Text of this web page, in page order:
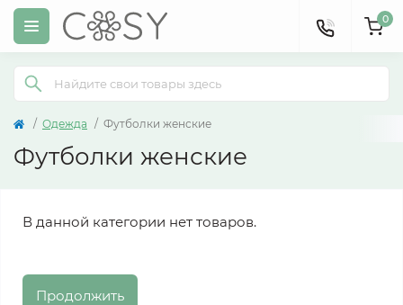
0
Одежда Футболки женские
Футболки женские
В данной категории нет товаров.
Продолжить